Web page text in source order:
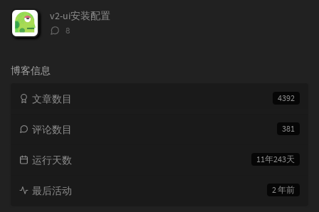
数：
v2-ui安装配置
评
8
博客信息
4392
文章数目
381
评论数目
11年243天
运行天数
2 年前
最后活动